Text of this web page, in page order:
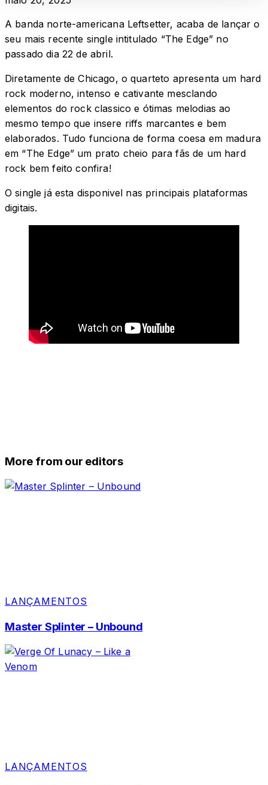
A banda norte-americana Leftsetter, acaba de lançar o
seu mais recente single intitulado “The Edge” no
passado dia 22 de abril.
Diretamente de Chicago, o quarteto apresenta um hard
rock moderno, intenso e cativante mesclando
elementos do rock classico e ótimas melodias ao
mesmo tempo que insere riffs marcantes e bem
elaborados. Tudo funciona de forma coesa em madura
em “The Edge” um prato cheio para fãs de um hard
rock bem feito confira!
O single já esta disponivel nas principais plataformas
digitais.
More from our editors
LANÇAMENTOS
Master Splinter – Unbound
LANÇAMENTOS